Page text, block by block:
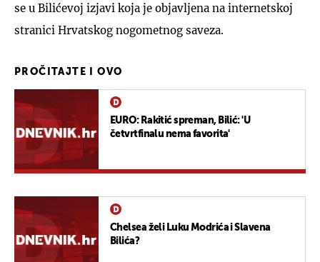
se u Bilićevoj izjavi koja je objavljena na internetskoj
stranici Hrvatskog nogometnog saveza.
PROČITAJTE I OVO
EURO: Rakitić spreman, Bilić: 'U
četvrtfinalu nema favorita'
Chelsea želi Luku Modrića i Slavena
Bilića?